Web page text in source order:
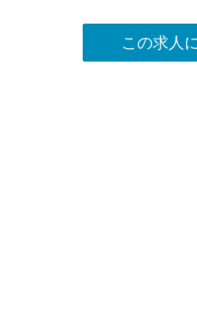
この求人